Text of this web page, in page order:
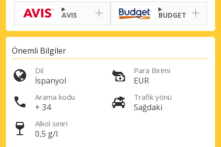
AVIS BUDGET
Önemli Bilgiler
Dil
İspanyol
Para Birimi
EUR
Arama kodu
+ 34
Trafik yönü
Sağdaki
Alkol siniri
0,5 g/l
Özel iş ortağı tekliflerine erişim sağlayın